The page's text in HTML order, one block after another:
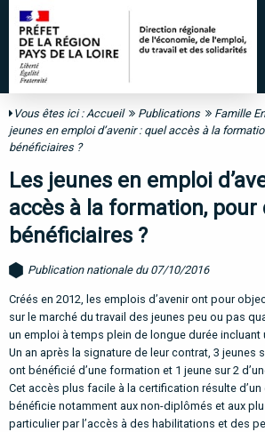
Vous êtes ici :Accueil Publications Famille
jeunes en emploi d’avenir : quel accès à la
bénéficiaires ?
Les jeunes en emploi
accès à la formation, pour
bénéficiaires ?
Publication nationale du 07/10/2016
Créés en 2012, les emplois d’avenir ont pour
sur le marché du travail des jeunes peu ou pas
un emploi à temps plein de longue durée
Un an après la signature de leur contrat, 3 jeunes
ont bénéficié d’une formation et 1 jeune sur 2
Cet accès plus facile à la certification résulte
bénéficie notamment aux non-diplômés et aux
particulier par l’accès à des habilitations et des